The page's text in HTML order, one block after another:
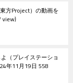
方Project）の動画を
view
（プレイステーショ
年11月19日 558